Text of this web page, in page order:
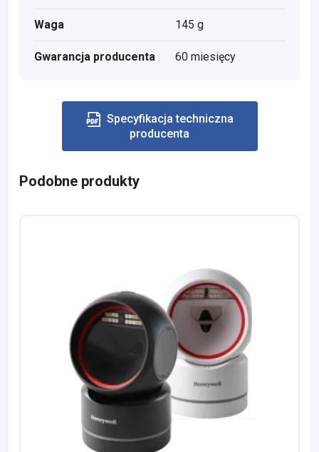
Waga 145 g
Gwarancja producenta 60 miesięcy
Specyfikacja techniczna
producenta
Podobne produkty